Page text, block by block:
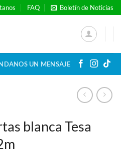
FAQ Boletín de Noticias
UN MENSAJE
blanca Tesa